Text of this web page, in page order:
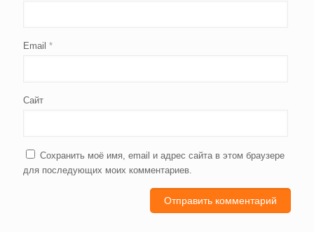
Email *
Сайт
Сохранить моё имя, email и адрес сайта в этом браузере
для последующих моих комментариев.